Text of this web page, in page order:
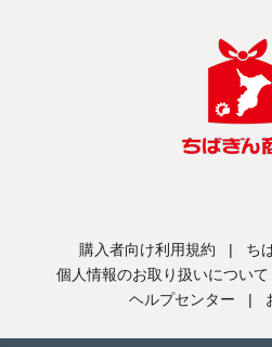
購入者向け利用規約 | ち
個人情報のお取り扱いについて
ヘルプセンター
|